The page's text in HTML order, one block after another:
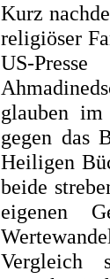
Kurz
religiöser
US-
glauben
gegen das
Heiligen
beide
eigenen
Vergleich